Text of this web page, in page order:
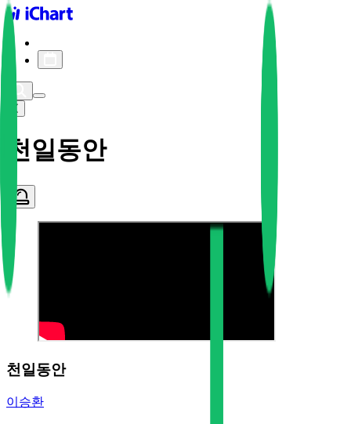
iChart logo
천일동안
천일동안
이승환